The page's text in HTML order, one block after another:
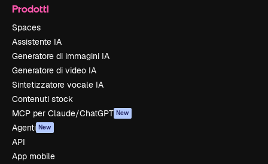
Prodotti
Spaces
Assistente IA
Generatore di immagini IA
Generatore di video IA
Sintetizzatore vocale IA
Contenuti stock
MCP per Claude/ChatGPT New
Agenti New
API
App mobile